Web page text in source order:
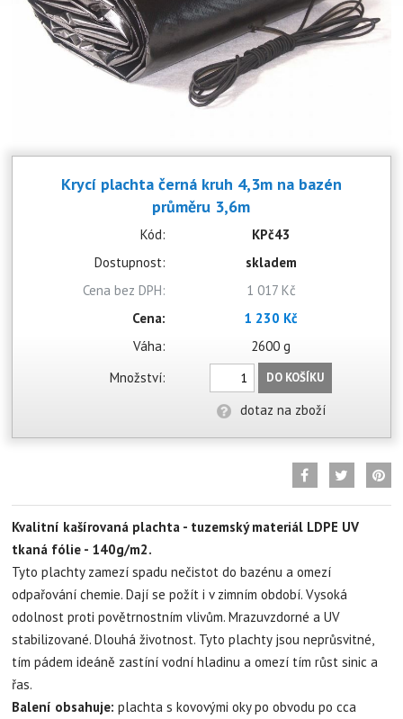
Krycí plachta černá kruh 4,3m na bazén
průměru 3,6m
Kód:
KPč43
Dostupnost:
skladem
Cena bez DPH:
1 017 Kč
Cena:
1 230 Kč
Váha:
2600 g
Množství:
DO KOŠÍKU
dotaz na zboží
Kvalitní kašírovaná plachta - tuzemský materiál LDPE UV
tkaná fólie - 140g/m2.
Tyto plachty zamezí spadu nečistot do bazénu a omezí
odpařování chemie. Dají se požít i v zimním období. Vysoká
odolnost proti povětrnostním vlivům. Mrazuvzdorné a UV
stabilizované. Dlouhá životnost. Tyto plachty jsou neprůsvitné,
tím pádem ideáně zastíní vodní hladinu a omezí tím růst sinic a
řas.
Balení obsahuje: plachta s kovovými oky po obvodu po cca